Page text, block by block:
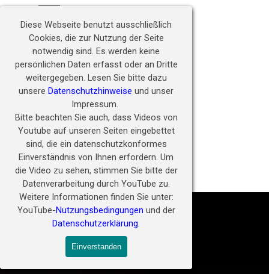
Diese Webseite benutzt ausschließlich
Cookies, die zur Nutzung der Seite
notwendig sind. Es werden keine
persönlichen Daten erfasst oder an Dritte
weitergegeben. Lesen Sie bitte dazu
unsere Datenschutzhinweise und unser
Impressum.
Bitte beachten Sie auch, dass Videos von
Youtube auf unseren Seiten eingebettet
sind, die ein datenschutzkonformes
Einverständnis von Ihnen erfordern. Um
die Video zu sehen, stimmen Sie bitte der
Datenverarbeitung durch YouTube zu.
Weitere Informationen finden Sie unter:
YouTube-Nutzungsbedingungen und der
Datenschutzerklärung.
Einverstanden
Direkt zum Seiteninhalt
Zukunft ermöglichen
QUESWHIC Studienbriefe